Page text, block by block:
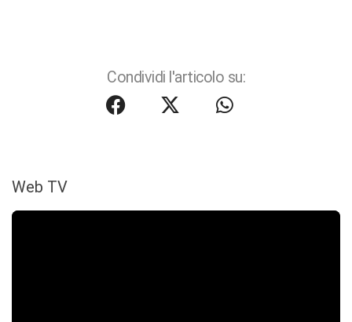
Condividi l'articolo su:
Web TV